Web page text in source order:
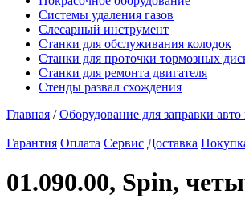
Системы удаления газов
Слесарный инструмент
Станки для обслуживания колодок
Станки для проточки тормозных
Станки для ремонта двигателя
Стенды развал схождения
Главная /Оборудование для заправки
Гарантия Оплата Сервис Доставка
01.090.00, Spin,